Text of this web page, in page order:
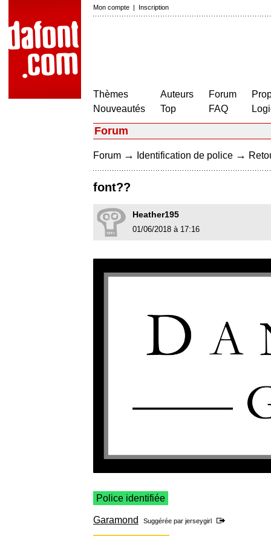
Mon compte | Inscription
Thèmes
Nouveautés
Auteurs
Top
Forum
FAQ
Forum
Forum → Identification de police →
font??
Heather195
01/06/2018 à 17:16
Police identifiée
Garamond Suggérée par jerseygirl